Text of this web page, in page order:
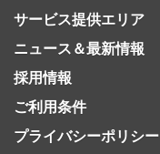
サービス提供エリア
ニュース＆最新情報
採用情報
ご利用条件
プライバシーポリシー